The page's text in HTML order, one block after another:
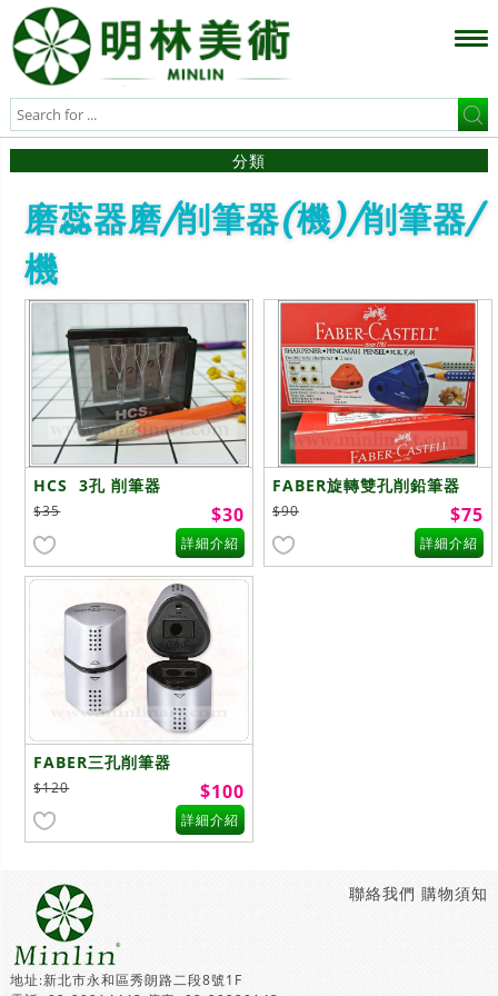
分類
磨蕊器磨/削筆器(機)/削筆器/
機
HCS 3孔 削筆器
$35 $30
詳細介紹
FABER旋轉雙孔削鉛筆器
$90 $75
詳細介紹
FABER三孔削筆器
$120 $100
詳細介紹
購物須知
聯絡我們
地址:新北市永和區秀朗路二段8號1F